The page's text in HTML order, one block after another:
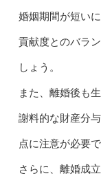
婚姻期間が短い
貢献度とのバラ
しょう。
また、離婚後も
謝料的な財産分
点に注意が必要で
さらに、離婚成